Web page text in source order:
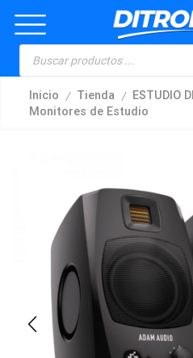
Inicio / Tienda / ESTUDIO
Monitores de Estudio